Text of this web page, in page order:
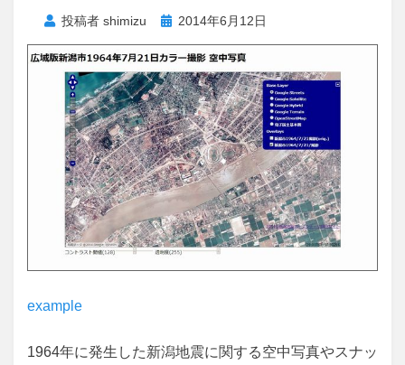
投稿者shimizu
投
日:
2014年6月12日
example
1964年に発生した新潟地震に関する空中写真やスナッ